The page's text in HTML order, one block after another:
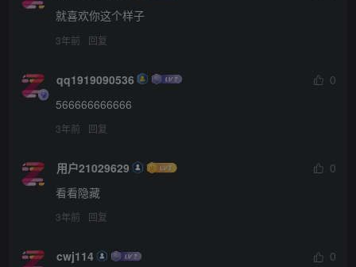
就喜欢你这个样子
3年前 回复
qq1919090536
0
566666666666
3年前 回复
用户21029629
0
看看隐藏
3年前 回复
cwj114
0